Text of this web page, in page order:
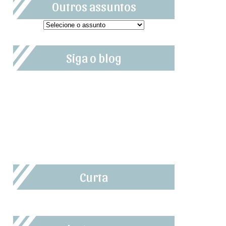
Outros assuntos
Siga o blog
Curta